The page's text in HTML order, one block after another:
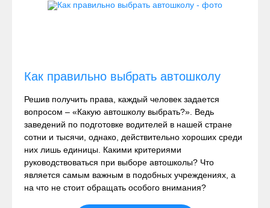
Как правильно выбрать автошколу
Решив получить права, каждый человек задается
вопросом – «Какую автошколу выбрать?». Ведь
заведений по подготовке водителей в нашей стране
сотни и тысячи, однако, действительно хороших среди
них лишь единицы. Какими критериями
руководствоваться при выборе автошколы? Что
является самым важным в подобных учреждениях, а
на что не стоит обращать особого внимания?